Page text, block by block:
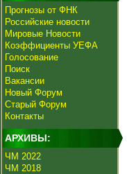
Прогнозы от ФНК
Российские новости
Мировые Новости
Коэффициенты УЕФА
Голосование
Поиск
Вакансии
Новый Форум
Старый Форум
Контакты
АРХИВЫ:
ЧМ 2022
ЧМ 2018